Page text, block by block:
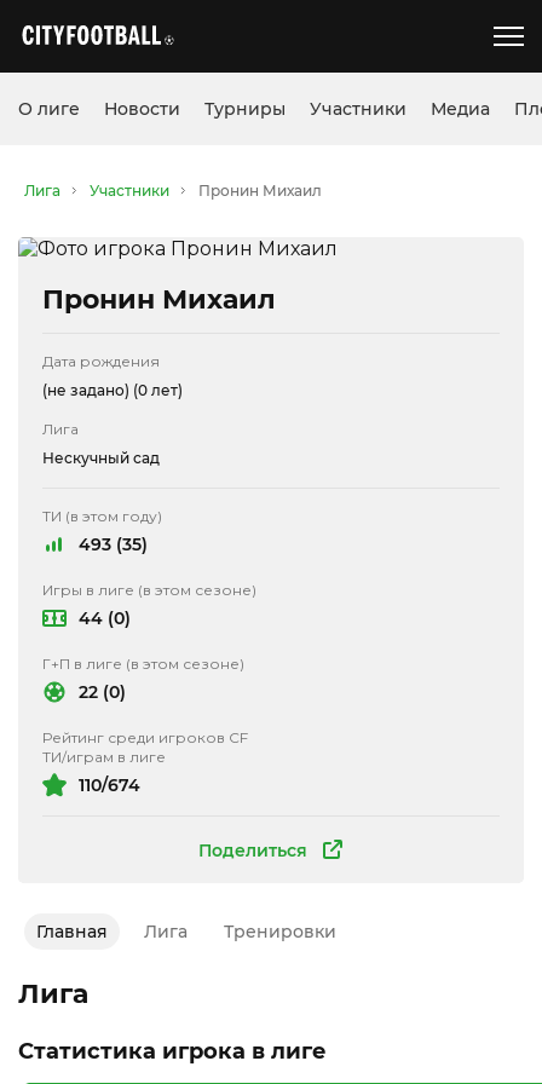
О лиге Новости Турниры Участники Медиа
Лига Участники Пронин Михаил
Пронин Михаил
Поделиться
Дата рождения
(не задано) (0 лет)
Лига
Нескучный сад
ТИ (в этом году)
493 (35)
Игры в лиге (в этом сезоне)
44 (0)
Г+П в лиге (в этом сезоне)
22 (0)
Рейтинг среди игроков CF
ТИ/играм в лиге
110/674
Главная Лига Тренировки
Лига
Статистика игрока в лиге